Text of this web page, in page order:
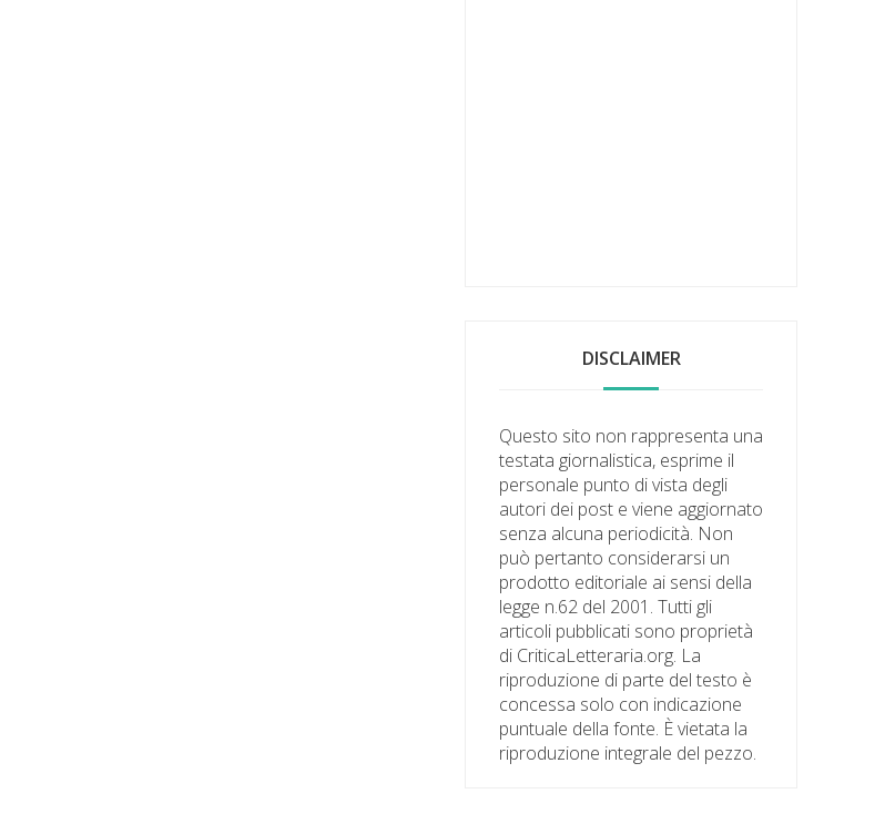
DISCLAIMER
Questo sito non rappresenta una
testata giornalistica, esprime il
personale punto di vista degli
autori dei post e viene aggiornato
senza alcuna periodicità. Non
può pertanto considerarsi un
prodotto editoriale ai sensi della
legge n.62 del 2001. Tutti gli
articoli pubblicati sono proprietà
di CriticaLetteraria.org. La
riproduzione di parte del testo è
concessa solo con indicazione
puntuale della fonte. È vietata la
riproduzione integrale del pezzo.